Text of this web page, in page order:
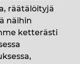
räätälöityjä
näihin
ketterästi